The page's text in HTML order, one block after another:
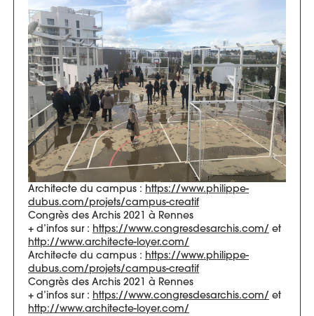
Architecte du campus : https://www.philippe-
dubus.com/projets/campus-creatif
Congrès des Archis 2021 à Rennes
+ d’infos sur : https://www.congresdesarchis.com/ et
http://www.architecte-loyer.com/
Architecte du campus : https://www.philippe-
dubus.com/projets/campus-creatif
Congrès des Archis 2021 à Rennes
+ d’infos sur : https://www.congresdesarchis.com/ et
http://www.architecte-loyer.com/